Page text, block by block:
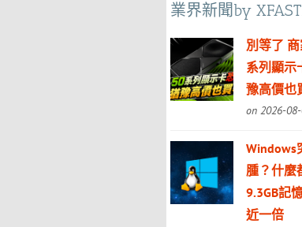
業界新聞by
別等了
系列顯示
豫高價也
on 2026-
Windows
腫？什麼
9.3GB記
近一倍